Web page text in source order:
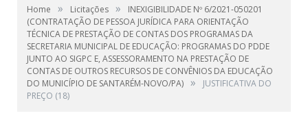
Home » Licitações »
INEXIGIBILIDADE Nº 6/2021-050201
(CONTRATAÇÃO DE PESSOA JURÍDICA PARA ORIENTAÇÃO
TÉCNICA DE PRESTAÇÃO DE CONTAS DOS PROGRAMAS DA
SECRETARIA MUNICIPAL DE EDUCAÇÃO: PROGRAMAS DO PDDE
JUNTO AO SIGPC E, ASSESSORAMENTO NA PRESTAÇÃO DE
CONTAS DE OUTROS RECURSOS DE CONVÊNIOS DA EDUCAÇÃO
DO MUNICÍPIO DE SANTARÉM-NOVO/PA) »
JUSTIFICATIVA DO
PREÇO (18)